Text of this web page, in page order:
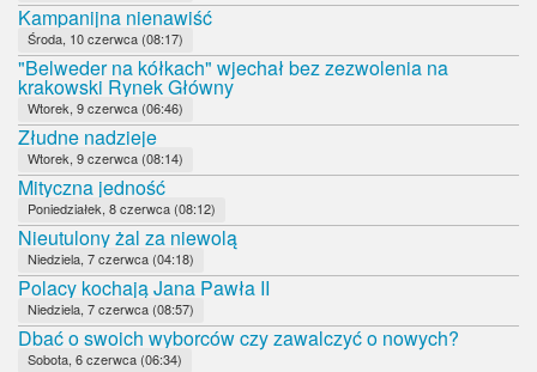
Kampanijna nienawiść
Środa, 10 czerwca (08:17)
"Belweder na kółkach" wjechał bez zezwolenia na
krakowski Rynek Główny
Wtorek, 9 czerwca (06:46)
Złudne nadzieje
Wtorek, 9 czerwca (08:14)
Mityczna jedność
Poniedziałek, 8 czerwca (08:12)
Nieutulony żal za niewolą
Niedziela, 7 czerwca (04:18)
Polacy kochają Jana Pawła II
Niedziela, 7 czerwca (08:57)
Dbać o swoich wyborców czy zawalczyć o nowych?
Sobota, 6 czerwca (06:34)